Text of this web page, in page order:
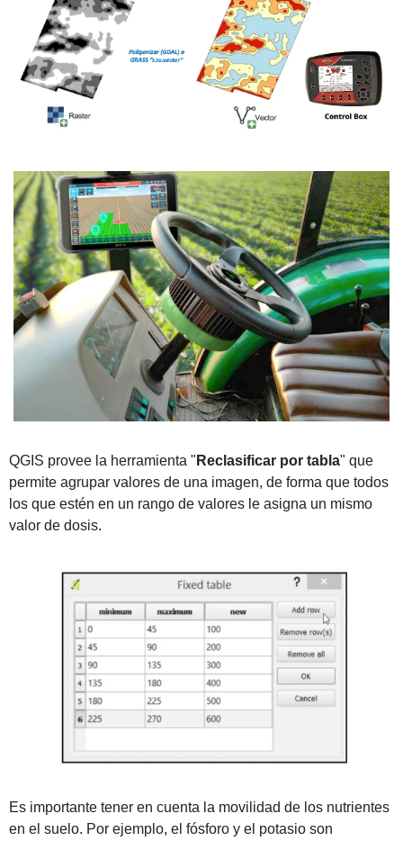
QGIS provee la herramienta " Reclasificar por tabla" que
permite agrupar valores de una imagen, de forma que todos
los que estén en un rango de valores le asigna un mismo
valor de dosis.
Es importante tener en cuenta la movilidad de los nutrientes
en el suelo. Por ejemplo, el fósforo y el potasio son